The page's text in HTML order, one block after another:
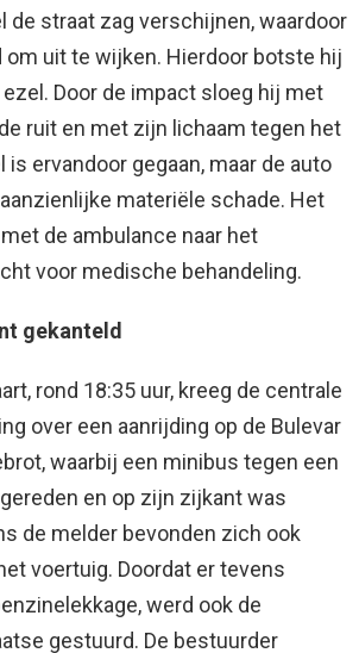
de straat zag verschijnen, waardoor
om uit te wijken. Hierdoor botste hij
Door de impact sloeg hij met
ruit en met zijn lichaam tegen het
is ervandoor gegaan, maar de auto
materiële schade. Het
de ambulance naar het
voor medische behandeling.
gekanteld
rond 18:35 uur, kreeg de centrale
over een aanrijding op de Bulevar
waarbij een minibus tegen een
en op zijn zijkant was
de melder bevonden zich ook
voertuig. Doordat er tevens
werd ook de
gestuurd. De bestuurder